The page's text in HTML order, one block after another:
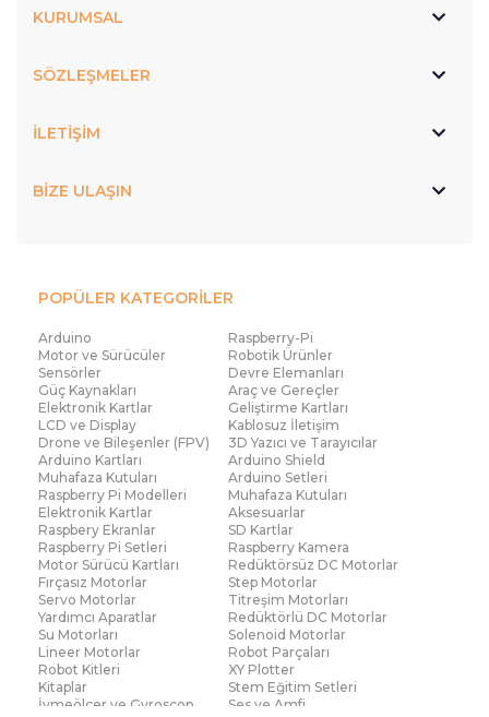
KURUMSAL
SÖZLEŞMELER
İLETİŞİM
BİZE ULAŞIN
POPÜLER KATEGORİLER
Arduino
Raspberry-Pi
Motor ve Sürücüler
Robotik Ürünler
Sensörler
Devre Elemanları
Güç Kaynakları
Araç ve Gereçler
Elektronik Kartlar
Geliştirme Kartları
LCD ve Display
Kablosuz İletişim
Drone ve Bileşenler (FPV)
3D Yazıcı ve Tarayıcılar
Arduino Kartları
Arduino Shield
Muhafaza Kutuları
Arduino Setleri
Raspberry Pi Modelleri
Muhafaza Kutuları
Elektronik Kartlar
Aksesuarlar
Raspbery Ekranlar
SD Kartlar
Raspberry Pi Setleri
Raspberry Kamera
Motor Sürücü Kartları
Redüktörsüz DC Motorlar
Fırçasız Motorlar
Step Motorlar
Servo Motorlar
Titreşim Motorları
Yardımcı Aparatlar
Redüktörlü DC Motorlar
Su Motorları
Solenoid Motorlar
Lineer Motorlar
Robot Parçaları
Robot Kitleri
XY Plotter
Kitaplar
Stem Eğitim Setleri
İvmeölçer ve Gyroscop
Ses ve Amfi